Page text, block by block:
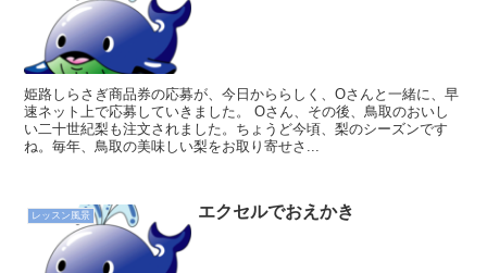
姫路しらさぎ商品券の応募が、今日かららしく、Oさんと一緒に、早
速ネット上で応募していきました。 Oさん、その後、鳥取のおいし
い二十世紀梨も注文されました。ちょうど今頃、梨のシーズンです
ね。毎年、鳥取の美味しい梨をお取り寄せさ...
レッスン風景 エクセルでおえかき